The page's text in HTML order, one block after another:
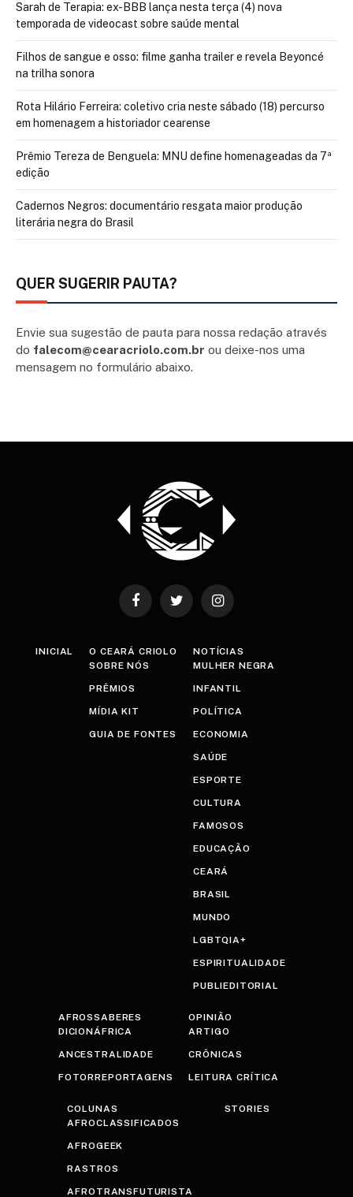
Sarah de Terapia: ex-BBB lança nesta terça (4) nova
temporada de videocast sobre saúde mental
Filhos de sangue e osso: filme ganha trailer e revela Beyoncé
na trilha sonora
Rota Hilário Ferreira: coletivo cria neste sábado (18) percurso
em homenagem a historiador cearense
Prêmio Tereza de Benguela: MNU define homenageadas da 7ª
edição
Cadernos Negros: documentário resgata maior produção
literária negra do Brasil
QUER SUGERIR PAUTA?
Envie sua sugestão de pauta para nossa redação através
do falecom@cearacriolo.com.br ou deixe-nos uma
mensagem no formulário abaixo.
FacebookTwitter Instagram
INICIAL
O CEARÁ CRIOLO
SOBRE NÓS
PRÊMIOS
MÍDIA KIT
GUIA DE FONTES
NOTÍCIAS
MULHER NEGRA
INFANTIL
POLÍTICA
ECONOMIA
SAÚDE
ESPORTE
CULTURA
FAMOSOS
EDUCAÇÃO
CEARÁ
BRASIL
MUNDO
LGBTQIA+
ESPIRITUALIDADE
PUBLIEDITORIAL
AFROSSABERES
DICIONÁFRICA
ANCESTRALIDADE
FOTORREPORTAGENS
OPINIÃO
ARTIGO
CRÔNICAS
LEITURA CRÍTICA
COLUNAS
AFROCLASSIFICADOS
AFROGEEK
RASTROS
AFROTRANSFUTURISTA
STORIES